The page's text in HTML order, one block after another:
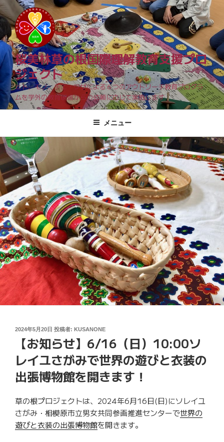
コ
ン
テ
ン
ツ
へ
ス
キ
桜美林草の根国際理解教育支援プロ
ジェクト
ヒト、モノ、チエ・ワザによる６つのアウトリーチ教育プログラ
ムを学外の教育現場からの依頼に応じて実施します
メニュー
投
2024年5月20日 投稿者: KUSANONE
【お知らせ】6/16（日）10:00ソ
レイユさがみで世界の遊びと衣装の
出張博物館を開きます！
草の根プロジェクトは、2024年6月16日(日)にソレイユ
さがみ・相模原市立男女共同参画推進センターで世界の
遊びと衣装の出張博物館を開きます。